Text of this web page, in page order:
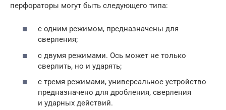
перфораторы могут быть следующего типа:
с одним режимом, предназначены для
сверления;
с двумя режимами. Ось может не только
сверлить, но и ударять;
с тремя режимами, универсальное устройство
предназначено для дробления, сверления
и ударных действий.